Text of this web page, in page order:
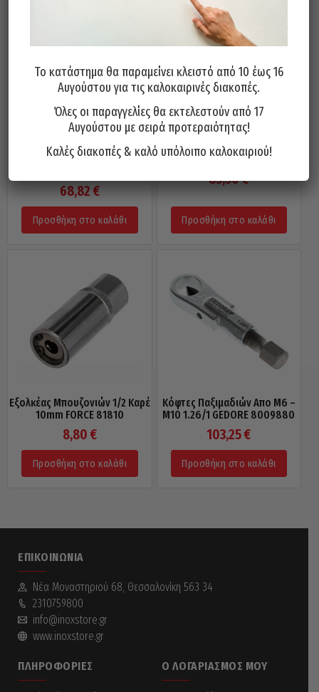
Σετ 6 Τεμ. Εξαγωγής
Φθαρμένων Παξιμαδιών FORCE
68,82€
Προσθήκη στο καλάθι
Εξολκέας Μπουζονιών 1.28/2
8-19mm GEDORE 8010700
85,50€
Προσθήκη στο καλάθι
Εξολκέας Μπουζονιών 1/2 Καρέ
10mm FORCE 81810
8,80 €
Προσθήκη στο καλάθι
Κόφτες Παξιμαδιών Απο M6 –
M10 1.26/1 GEDORE 8009880
103,25€
Προσθήκη στο καλάθι
ΕΠΙΚΟΙΝΩΝΊΑ
Νέα Mοναστηριού 68, Θεσσαλονίκη 563 34
2310759800
info@inoxstore.gr
www.inoxstore.gr
ΠΛΗΡΟΦΟΡΊΕΣ Ο ΛΟΓΑΡΙΑΣΜΌΣ ΜΟΥ
Το κατάστημα θα παραμείνει κλειστό από 10 έως 16
Αυγούστου για τις καλοκαιρινές διακοπές.
Όλες οι παραγγελίες θα εκτελεστούν από 17
Αυγούστου με σειρά προτεραιότητας!
Καλές διακοπές & καλό υπόλοιπο καλοκαιριού!